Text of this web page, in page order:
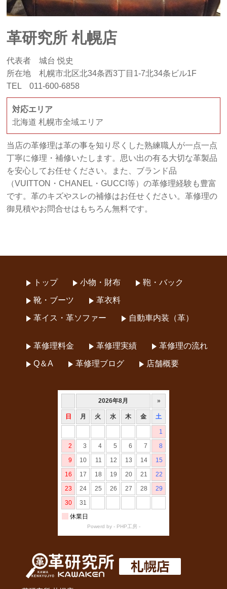
革研究所 札幌店
代表者 城台 悦史
所在地 札幌市北区北34条西3丁目1-7北34条ビル1F
TEL 011-600-6858
対応エリア
北海道 札幌市全域エリア
当店の革修理は革の事を知り尽くした熟練職人が一点一点
丁寧に修理・補修いたします。思い出の有る大切な革製品
を安心してお任せください。また、ブランド品
（VUITTON・CHANEL・GUCCI等）の革修理経験も豊富
です。革のキズやスレの補修はお任せください。革修理の
御見積やお問合せはもちろん無料です。
トップ 小物・財布 鞄・バック
靴・ブーツ 革衣料
革イス・革ソファー 自動車内装（革）
革修理料金 革修理実績 革修理の流れ
Q＆A 革修理ブログ 店舗概要